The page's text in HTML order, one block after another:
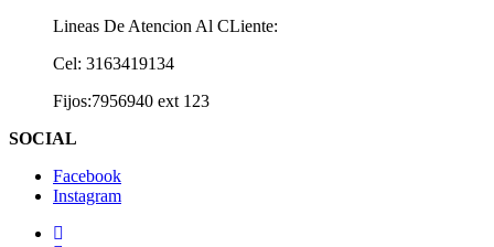
Lineas De Atencion Al CLiente:
Cel: 3163419134
Fijos:7956940 ext 123
SOCIAL
Facebook
Instagram